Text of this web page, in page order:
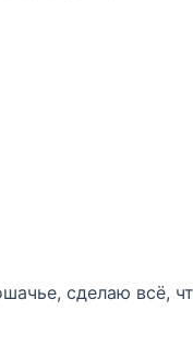
сделаю всё,